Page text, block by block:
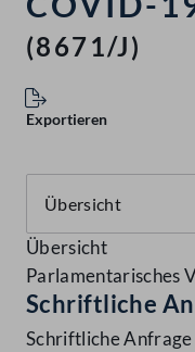
(8671/J)
Exportieren
Übersicht
Parlamentarisches
Schriftliche
Schriftliche Anfrage